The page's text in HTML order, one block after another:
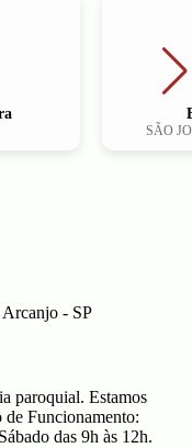
SÃO JOSÉ
- SP
paroquial. Estamos
de Funcionamento:
das 9h às 12h.